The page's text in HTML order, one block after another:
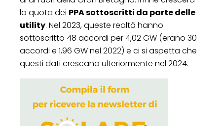
la quota dei PPA sottoscritti da parte delle
utility. Nel 2023, queste realtà hanno
sottoscritto 48 accordi per 4,02 GW (erano 30
accordi e 1,96 GW nel 2022) e ci si aspetta che
questi dati crescano ulteriormente nel 2024.